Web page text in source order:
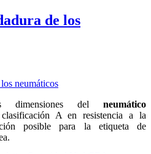
de los
dimensiones del neumático
A en resistencia a la
posible para la etiqueta de